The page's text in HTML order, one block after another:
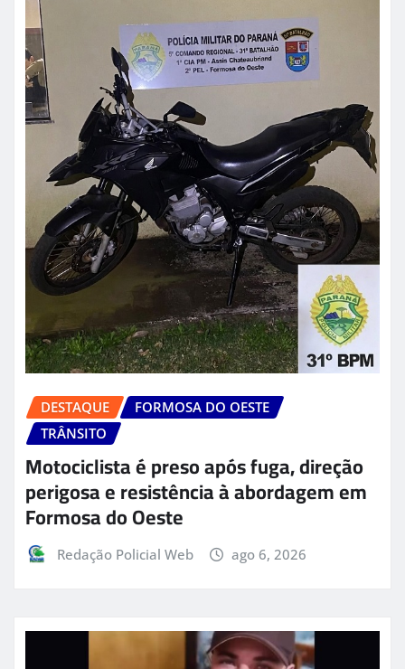
DESTAQUE
FORMOSA DO OESTE
TRÂNSITO
Motociclista é preso após fuga, direção
perigosa e resistência à abordagem em
Formosa do Oeste
Redação Policial Web ago 6, 2026